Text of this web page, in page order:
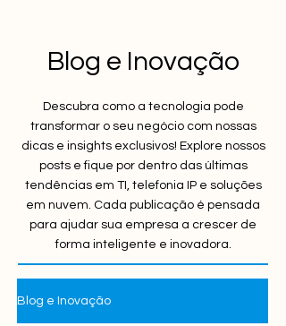
Blog e Inovação
Descubra como a tecnologia pode
transformar o seu negócio com nossas
dicas e insights exclusivos! Explore nossos
posts e fique por dentro das últimas
tendências em TI, telefonia IP e soluções
em nuvem. Cada publicação é pensada
para ajudar sua empresa a crescer de
forma inteligente e inovadora.
Blog e Inovação